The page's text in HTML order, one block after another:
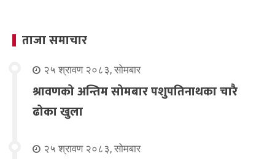
ताजा समाचार
२५ श्रावण २०८३, सोमबार
श्रावणको अन्तिम सोमबार पशुपतिनाथका चारै
ढोका खुला
२५ श्रावण २०८३, सोमबार